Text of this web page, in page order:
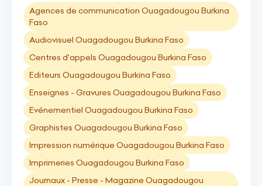
Agences de communication Ouagadougou Burkina
Faso
Audiovisuel Ouagadougou Burkina Faso
Centres d'appels Ouagadougou Burkina Faso
Editeurs Ouagadougou Burkina Faso
Enseignes - Gravures Ouagadougou Burkina Faso
Evénementiel Ouagadougou Burkina Faso
Graphistes Ouagadougou Burkina Faso
Impression numérique Ouagadougou Burkina Faso
Imprimeries Ouagadougou Burkina Faso
Journaux - Presse - Magazine Ouagadougou